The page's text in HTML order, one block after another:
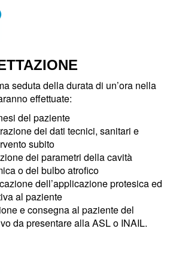
seduta della durata di un’ora nella
effettuate:
del paziente
dei dati tecnici, sanitari e
subito
dei parametri della cavità
o del bulbo atrofico
dell’applicazione protesica ed
al paziente
e consegna al paziente del
da presentare alla ASL o INAIL.